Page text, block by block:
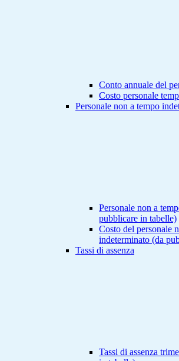
Conto annuale del
Costo personale
Personale non a tempo
Personale non a
pubblicare in tabelle)
Costo del personale
indeterminato (da
Tassi di assenza
Tassi di assenza